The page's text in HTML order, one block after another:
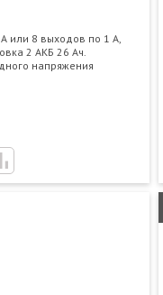
или 8 выходов по 1 А,
2 АКБ 26 Ач.
напряжения